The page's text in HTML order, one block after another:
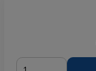
Menge